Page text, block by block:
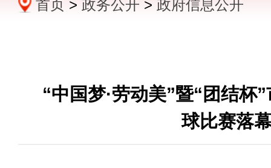
办事服务 政民互动 数据发
首页 > 政务公开 > 政府信息公开
“中国梦·劳动美”暨“团结杯
球比赛落